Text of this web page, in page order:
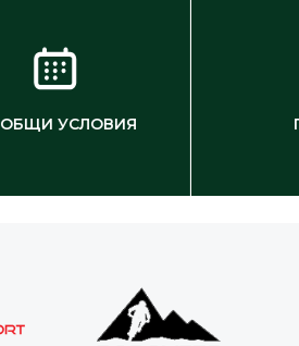
ОБЩИ УСЛОВИЯ